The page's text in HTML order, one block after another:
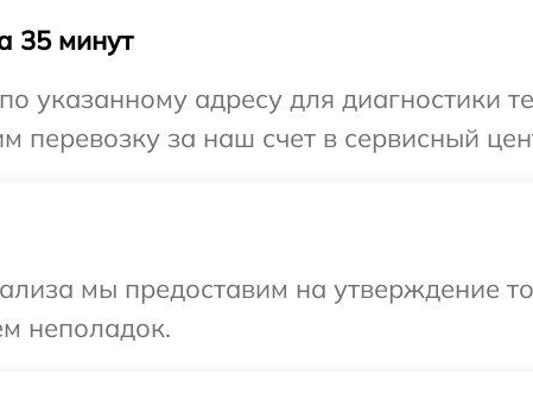
35 минут
указанному адресу для диагностики
перевозку за наш счет в сервисный
мы предоставим на утверждение
неполадок.